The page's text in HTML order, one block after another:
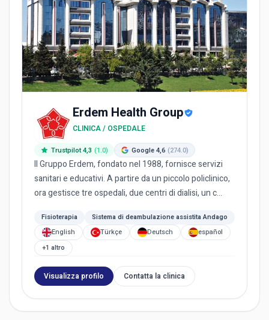
Erdem Health Group
CLINICA / OSPEDALE
Trustpilot 4,3 (1.0) Google 4,6 (274.0)
Il Gruppo Erdem, fondato nel 1988, fornisce servizi
sanitari e educativi. A partire da un piccolo policlinico,
ora gestisce tre ospedali, due centri di dialisi, un c...
Fisioterapia
Sistema di deambulazione assistita Andago
English
Türkçe Deutsch
español
+1 altro
Visualizza profilo Contatta la clinica